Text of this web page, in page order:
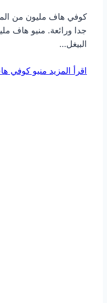
كوفي هاف مليون من
جدا ورائعة. منيو هاف
البيغل…
اقرأ المزيد منيو كوفي